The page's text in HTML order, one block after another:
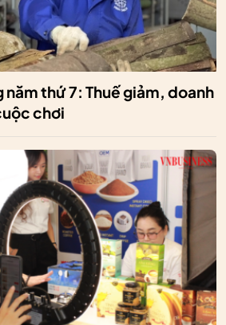
năm thứ 7: Thuế giảm, doanh
chơi